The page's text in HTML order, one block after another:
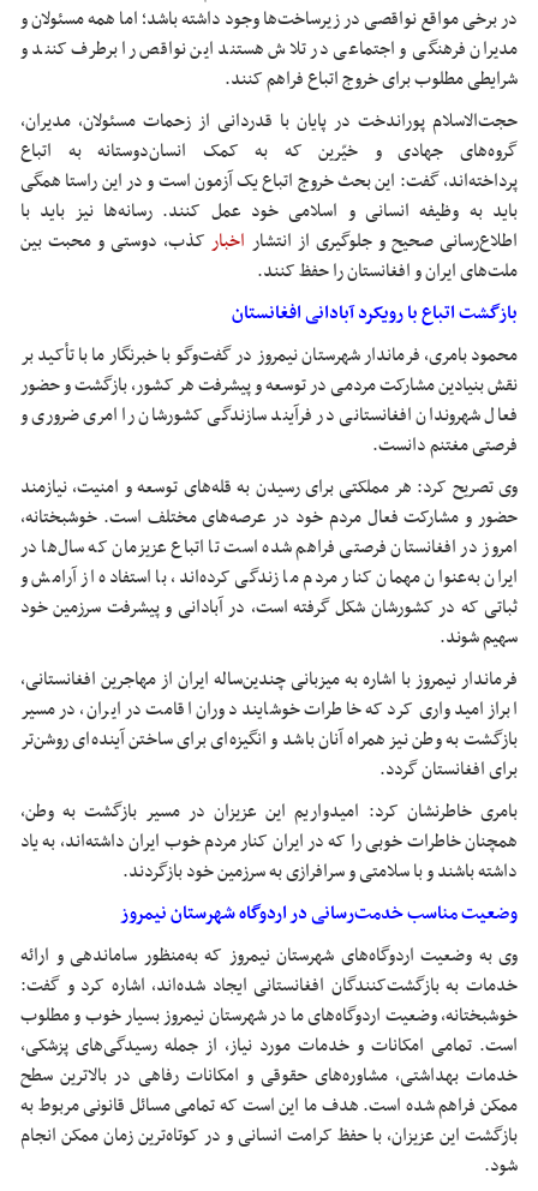
در برخی مواقع نواقصی در زیرساخت‌ها وجود داشته باشد؛ اما همه مسئولان و
مدیران فرهنگی و اجتماعی در تلاش هستند این نواقص را برطرف کنند و
شرایطی مطلوب برای خروج اتباع فراهم کنند.
حجت‌الاسلام پوراندخت در پایان با قدردانی از زحمات مسئولان، مدیران،
گروه‌های جهادی و خیّرین که به کمک انسان‌دوستانه به اتباع
پرداخته‌اند، گفت: این بحث خروج اتباع یک آزمون است و در این راستا همگی
باید به وظیفه انسانی و اسلامی خود عمل کنند. رسانه‌ها نیز باید با
اطلاع‌رسانی صحیح و جلوگیری از انتشار اخبارکذب، دوستی و محبت بین
ملت‌های ایران و افغانستان را حفظ کنند.
بازگشت اتباع با رویکرد آبادانی افغانستان
محمود بامری، فرماندار شهرستان نیمروز در گفت‌وگو با خبرنگار ما با تأکید بر
نقش بنیادین مشارکت مردمی در توسعه و پیشرفت هر کشور، بازگشت و حضور
فعال شهروندان افغانستانی در فرآیند سازندگی کشورشان را امری ضروری و
فرصتی مغتنم دانست.
وی تصریح کرد: هر مملکتی برای رسیدن به قله‌های توسعه و امنیت، نیازمند
حضور و مشارکت فعال مردم خود در عرصه‌های مختلف است. خوشبختانه،
امروز در افغانستان فرصتی فراهم شده است تا اتباع عزیزمان که سال‌ها در
ایران به‌عنوان مهمان کنار مردم ما زندگی کرده‌اند، با استفاده از آرامش و
ثباتی که در کشورشان شکل گرفته است، در آبادانی و پیشرفت سرزمین خود
سهیم شوند.
فرماندار نیمروز با اشاره به میزبانی چندین‌ساله ایران از مهاجرین افغانستانی،
ابراز امیدواری کرد که خاطرات خوشایند دوران اقامت در ایران، در مسیر
بازگشت به وطن نیز همراه آنان باشد و انگیزه‌ای برای ساختن آینده‌ای روشن‌تر
برای افغانستان گردد.
بامری خاطرنشان کرد: امیدواریم این عزیزان در مسیر بازگشت به وطن،
همچنان خاطرات خوبی را که در ایران کنار مردم خوب ایران داشته‌اند، به یاد
داشته باشند و با سلامتی و سرافرازی به سرزمین خود بازگردند.
وضعیت مناسب خدمت‌رسانی در اردوگاه شهرستان نیمروز
وی به وضعیت اردوگاه‌های شهرستان نیمروز که به‌منظور ساماندهی و ارائه
خدمات به بازگشت‌کنندگان افغانستانی ایجاد شده‌اند، اشاره کرد و گفت:
خوشبختانه، وضعیت اردوگاه‌های ما در شهرستان نیمروز بسیار خوب و مطلوب
است. تمامی امکانات و خدمات مورد نیاز، از جمله رسیدگی‌های پزشکی،
خدمات بهداشتی، مشاوره‌های حقوقی و امکانات رفاهی در بالاترین سطح
ممکن فراهم شده است. هدف ما این است که تمامی مسائل قانونی مربوط به
بازگشت این عزیزان، با حفظ کرامت انسانی و در کوتاه‌ترین زمان ممکن انجام
شود.